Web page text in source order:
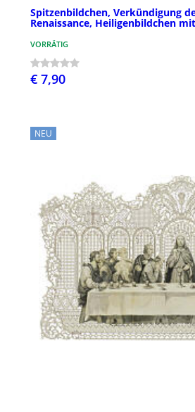
Spitzenbildchen, Verkündigung
Renaissance, Heiligenbildchen
VORRÄTIG
€ 7,90
NEU